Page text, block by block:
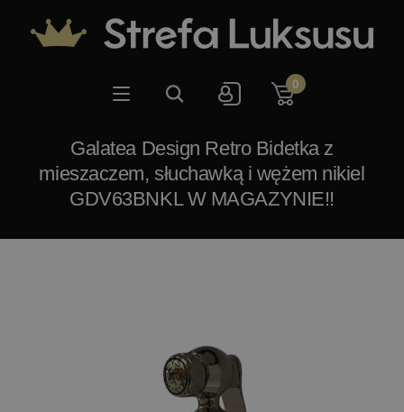
0
Galatea Design Retro Bidetka z
mieszaczem, słuchawką i wężem nikiel
GDV63BNKL W MAGAZYNIE!!